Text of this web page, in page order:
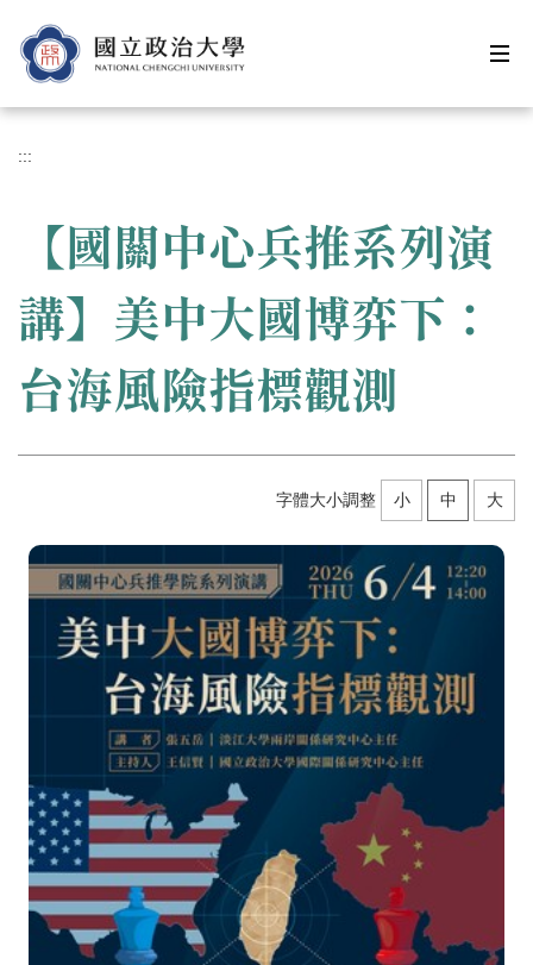
到
主
內
區
:::
【國關中心兵推系列演
講】美中大國博弈下：
台海風險指標觀測
字體大小調整 小 中 大